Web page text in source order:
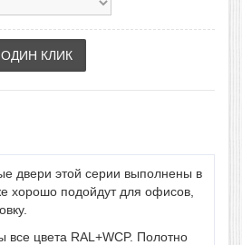
ОДИН КЛИК
двери этой серии выполнены в
хорошо подойдут для офисов,
цвета RAL+WCP. Полотно